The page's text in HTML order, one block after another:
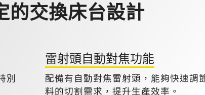
的交換床台設計
別
雷射頭自動對焦功能
配備有自動對焦雷射頭，能夠快速調
料的切割需求，提升生產效率。